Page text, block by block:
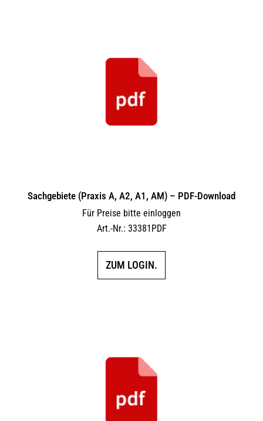
Sachgebiete (Praxis A, A2, A1, AM) – PDF-Download
Für Preise bitte einloggen
Art.-Nr.: 33381PDF
ZUM LOGIN.